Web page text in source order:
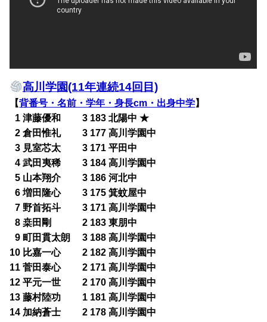
高川学園(11年連続14回目)
【背番号・名前・学年・身長cm・出身中学】
1 津藤優和 3 183 北陽中 ★
02 倉田惟礼 3 177 高川学園中
03 見室芯太 3 171 平田中
04 武田夷稀 3 184 高川学園中
05 山本翔介 3 186 河北中
06 増田隆心 3 175 箕蚊屋中
07 野首拓斗 3 171 高川学園中
08 桒田剛 2 183 東朋中
09 町田貫太朗 3 188 高川学園中
10 比嘉一心 2 182 高川学園中
11 菅田泰心 2 171 高川学園中
12 平元一世 2 170 高川学園中
13 藤村陸功 1 181 高川学園中
14 加納蒼士 2 178 高川学園中